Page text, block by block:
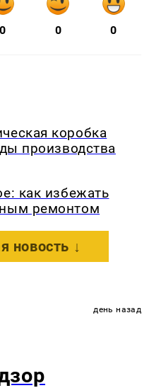
0 0 0
коробка
производства
как избежать
ремонтом
новость ↓
день назад